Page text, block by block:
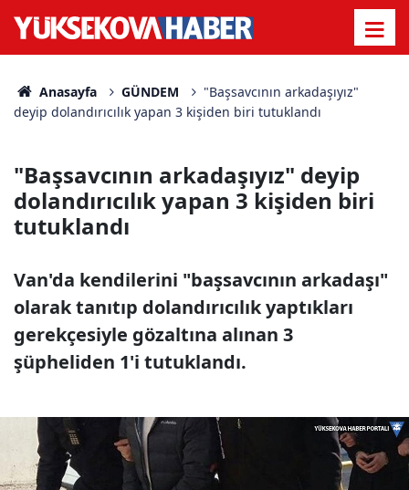
Anasayfa GÜNDEM
"Başsavcının arkadaşıyız"
deyip dolandırıcılık yapan 3 kişiden biri tutuklandı
"Başsavcının arkadaşıyız" deyip
dolandırıcılık yapan 3 kişiden biri
tutuklandı
Van'da kendilerini "başsavcının arkadaşı"
olarak tanıtıp dolandırıcılık yaptıkları
gerekçesiyle gözaltına alınan 3
şüpheliden 1'i tutuklandı.